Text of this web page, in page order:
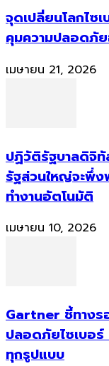
จุดเปลี่ยนโลกไซ
คุมความปลอดภัย
เมษายน 21, 2026
ปฏิวัติรัฐบาลดิจิ
รัฐส่วนใหญ่จะพึ่
ทำงานอัตโนมัติ
เมษายน 10, 2026
Gartner ชี้ทางร
ปลอดภัยไซเบอ
ทุกรูปแบบ